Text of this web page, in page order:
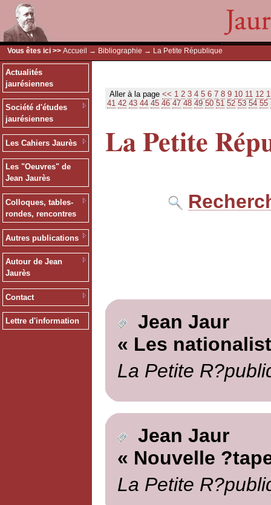
Vous êtes ici >> Accueil → Bibliographie → La Petite République
Actualités
jaurésiennes
Société d'études
jaurésiennes
Les Cahiers Jaurès
Les "Oeuvres" de
Jean Jaurès
Colloques, tables-
rondes, rencontres
Autres publications
Autour de Jean
Jaurès
Contact
Lettre d'information
Aller à la page << 1 2 3 4 5 6 7 8 9 10 11 12
41 42 43 44 45 46 47 48 49 50 51 52 53 54 55
La Petite
Jean Jaur
« Les
La Petite
Jean Jaur
« Nouvelle
La Petite